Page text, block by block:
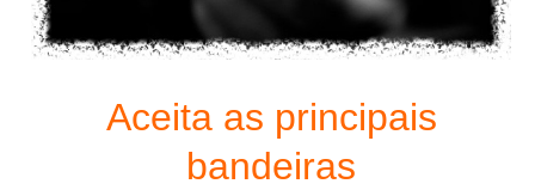
Aceita as principais
bandeiras